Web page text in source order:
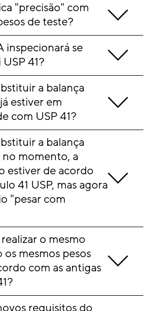
"precisão" com
de teste?
inspecionará se
41?
a balança
estiver em
com USP 41?
a balança
no momento, a
estiver de acordo
41 USP, mas agora
"pesar com
o mesmo
mesmos pesos
com as antigas